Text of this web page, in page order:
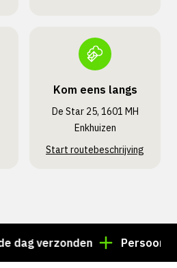
Kom eens langs
De Star 25, 1601 MH
Enkhuizen
Start routebeschrijving
verzonden Persoonlijk